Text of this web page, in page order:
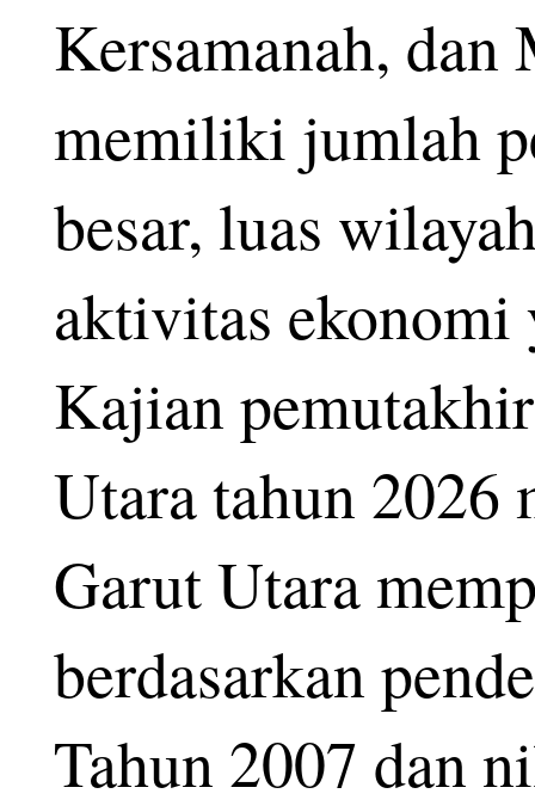
Kersamanah,
memiliki jumlah
besar, luas
aktivitas ekonomi
Kajian
Utara tahun 2026
Garut Utara
berdasarkan
Tahun 2007 dan